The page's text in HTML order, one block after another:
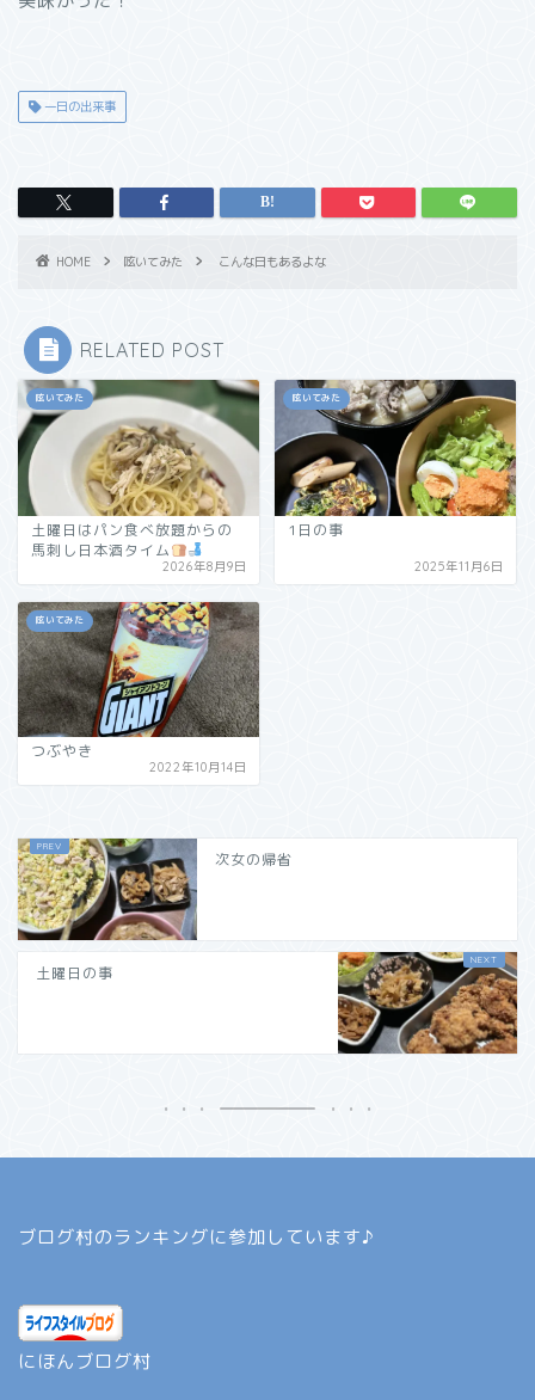
一日の出来事
HOME 呟いてみた こんな日もあるよな
RELATED POST
呟いてみた
土曜日はパン食べ放題からの
馬刺し日本酒タイム
2026年8月9日
呟いてみた
1日の事
2025年11月6日
呟いてみた
つぶやき
2022年10月14日
次女の帰省
土曜日の事
ブログ村のランキングに参加しています♪
にほんブログ村